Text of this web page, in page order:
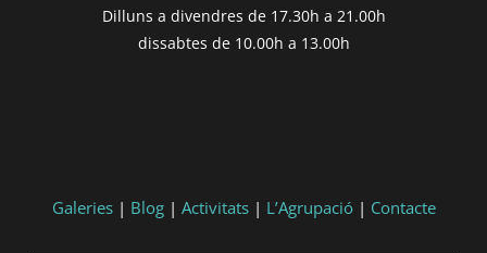
Dilluns a divendres de 17.30h a 21.00h
dissabtes de 10.00h a 13.00h
Galeries| Blog| Activitats| L’Agrupació| Contacte